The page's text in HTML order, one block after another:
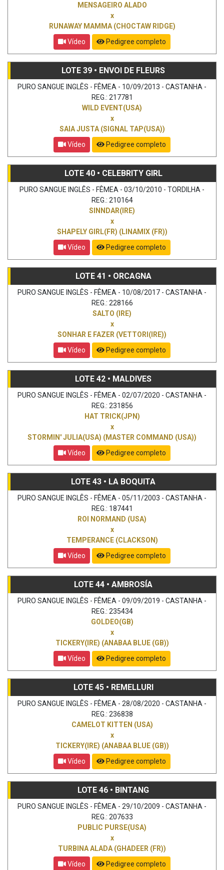
MENSAGEIRO ALADO
x
RUNAWAY MAMMA (CHOCTAW RIDGE)
Vídeo
Pedigree completo
LOTE 39 • ENVOI DE FLEURS
PURO SANGUE INGLÊS - FÊMEA - 10/09/2013 - CASTANHA -
REG.: 217781
WILD EVENT(USA)
x
SAIA JUSTA (SIGNAL TAP(USA))
Vídeo
Pedigree completo
LOTE 40 • CELEBRITY GIRL
PURO SANGUE INGLÊS - FÊMEA - 03/10/2010 - TORDILHA -
REG.: 210164
SINNDAR(IRE)
x
SHAPELY GIRL(FR) (LINAMIX (FR))
Vídeo
Pedigree completo
LOTE 41 • ORCAGNA
PURO SANGUE INGLÊS - FÊMEA - 10/08/2017 - CASTANHA -
REG.: 228166
SALTO (IRE)
x
SONHAR E FAZER (VETTORI(IRE))
Vídeo
Pedigree completo
LOTE 42 • MALDIVES
PURO SANGUE INGLÊS - FÊMEA - 02/07/2020 - CASTANHA -
REG.: 231856
HAT TRICK(JPN)
x
STORMIN' JULIA(USA) (MASTER COMMAND (USA))
Vídeo
Pedigree completo
LOTE 43 • LA BOQUITA
PURO SANGUE INGLÊS - FÊMEA - 05/11/2003 - CASTANHA -
REG.: 187441
ROI NORMAND (USA)
x
TEMPERANCE (CLACKSON)
Vídeo
Pedigree completo
LOTE 44 • AMBROSÍA
PURO SANGUE INGLÊS - FÊMEA - 09/09/2019 - CASTANHA -
REG.: 235434
GOLDEO(GB)
x
TICKERY(IRE) (ANABAA BLUE (GB))
Vídeo
Pedigree completo
LOTE 45 • REMELLURI
PURO SANGUE INGLÊS - FÊMEA - 28/08/2020 - CASTANHA -
REG.: 236838
CAMELOT KITTEN (USA)
x
TICKERY(IRE) (ANABAA BLUE (GB))
Vídeo
Pedigree completo
LOTE 46 • BINTANG
PURO SANGUE INGLÊS - FÊMEA - 29/10/2009 - CASTANHA -
REG.: 207633
PUBLIC PURSE(USA)
x
TURBINA ALADA (GHADEER (FR))
Vídeo
Pedigree completo